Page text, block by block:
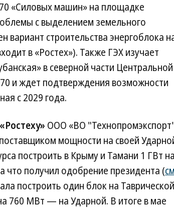
«Силовых машин» на площадке
с выделением земельного
вариант строительства энергоблока
в «Ростех»). Также ГЭХ изучает
в северной части Центральной
и ждет подтверждения возможности
с 2029 года.
«Ростеху» ООО «ВО
мощности на своей
построить в Крыму и Тамани 1 ГВт на
что получил одобрение президента (
построить один блок на Таврической
760 МВт — на Ударной. В итоге в мае